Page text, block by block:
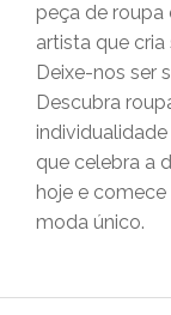
peça de roupa
artista que
Deixe-nos ser
Descubra
que celebra a
hoje e
moda único.